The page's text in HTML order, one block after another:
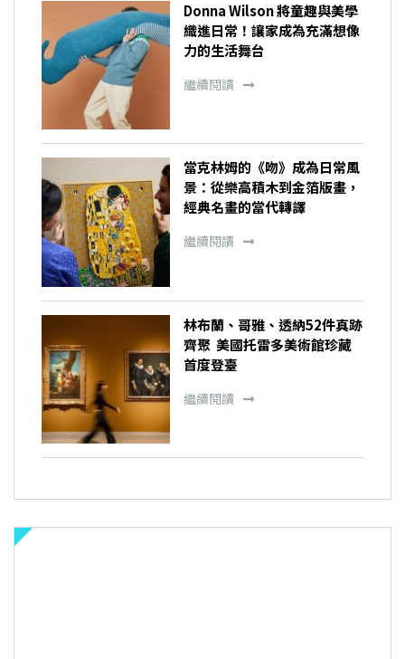
Donna Wilson 將童趣與美學
織進日常！讓家成為充滿想像
力的生活舞台
繼續閱讀
當克林姆的《吻》成為日常風
景：從樂高積木到金箔版畫，
經典名畫的當代轉譯
繼續閱讀
林布蘭、哥雅、透納52件真跡
齊聚 美國托雷多美術館珍藏
首度登臺
繼續閱讀